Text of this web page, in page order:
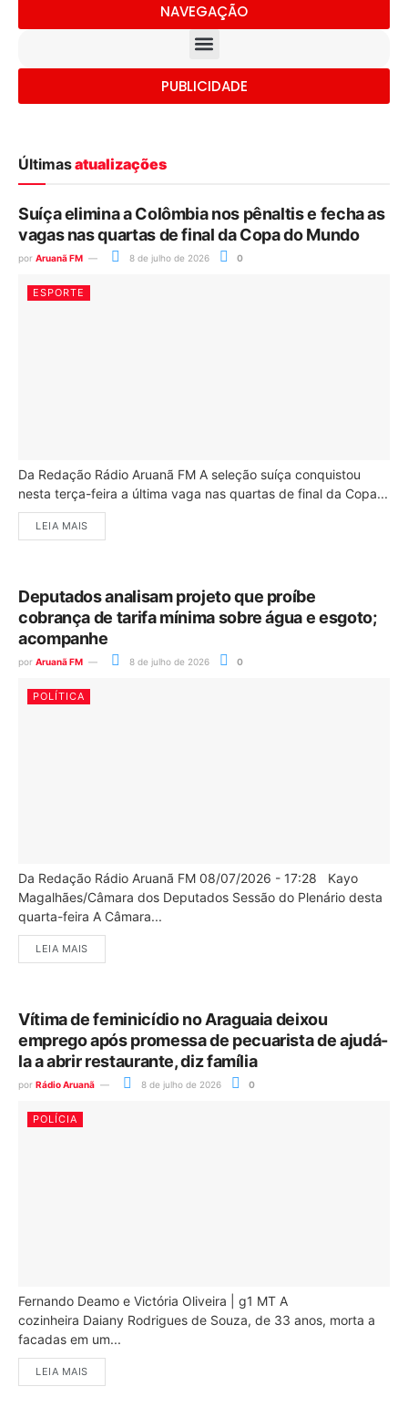
NAVEGAÇÃO
PUBLICIDADE
Últimasatualizações
Suíça elimina a Colômbia nos pênaltis e fecha as
vagas nas quartas de final da Copa do Mundo
por Aruanã FM 8 de julho de 2026 0
ESPORTE
Da Redação Rádio Aruanã FM A seleção suíça conquistou
nesta terça-feira a última vaga nas quartas de final da Copa...
LEIA MAIS
Deputados analisam projeto que proíbe
cobrança de tarifa mínima sobre água e esgoto;
acompanhe
por Aruanã FM 8 de julho de 2026 0
POLÍTICA
Da Redação Rádio Aruanã FM 08/07/2026 - 17:28 Kayo
Magalhães/Câmara dos Deputados Sessão do Plenário desta
quarta-feira A Câmara...
LEIA MAIS
Vítima de feminicídio no Araguaia deixou
emprego após promessa de pecuarista de ajudá-
la a abrir restaurante, diz família
por Rádio Aruanã 8 de julho de 2026 0
POLÍCIA
Fernando Deamo e Victória Oliveira | g1 MT A
cozinheira Daiany Rodrigues de Souza, de 33 anos, morta a
facadas em um...
LEIA MAIS